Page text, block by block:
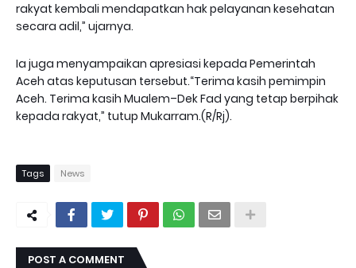
rakyat kembali mendapatkan hak pelayanan kesehatan
secara adil,” ujarnya.
Ia juga menyampaikan apresiasi kepada Pemerintah
Aceh atas keputusan tersebut.“Terima kasih pemimpin
Aceh. Terima kasih Mualem–Dek Fad yang tetap berpihak
kepada rakyat,” tutup Mukarram.(R/Rj).
Tags News
POST A COMMENT